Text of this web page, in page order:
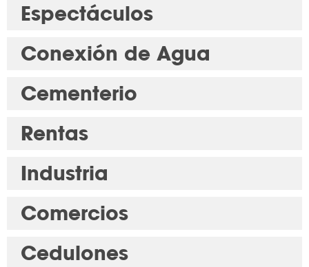
Espectáculos
Conexión de Agua
Cementerio
Rentas
Industria
Comercios
Cedulones